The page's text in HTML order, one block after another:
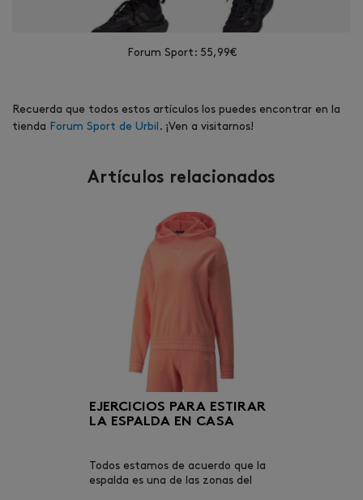
Forum Sport: 55,99€
Recuerda que todos estos artículos los puedes encontrar en la
tienda
Forum Sport de Urbil . ¡Ven a visitarnos!
Artículos relacionados
EJERCICIOS PARA ESTIRAR
LA ESPALDA EN CASA
Todos estamos de acuerdo que la
espalda es una de las zonas del